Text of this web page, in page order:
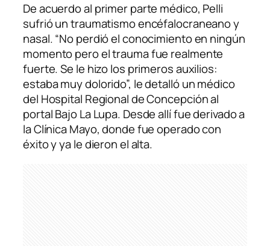
De acuerdo al primer parte médico, Pelli
sufrió un traumatismo encéfalocraneano y
nasal. “No perdió el conocimiento en ningún
momento pero el trauma fue realmente
fuerte. Se le hizo los primeros auxilios:
estaba muy dolorido”, le detalló un médico
del Hospital Regional de Concepción al
portal Bajo La Lupa. Desde allí fue derivado a
la Clínica Mayo, donde fue operado con
éxito y ya le dieron el alta.